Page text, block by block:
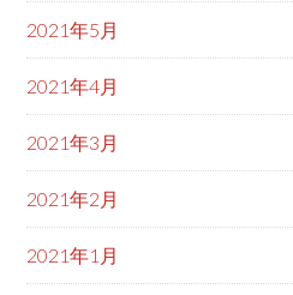
2021年5月
2021年4月
2021年3月
2021年2月
2021年1月